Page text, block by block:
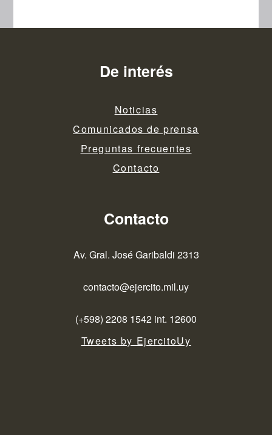
De interés
Noticias
Comunicados de prensa
Preguntas frecuentes
Contacto
Contacto
Av. Gral. José Garibaldi 2313
contacto@ejercito.mil.uy
(+598) 2208 1542 int. 12600
Tweets by EjercitoUy